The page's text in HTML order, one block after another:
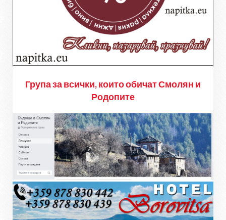
Група за всички, които обичат Смолян и
Родопите